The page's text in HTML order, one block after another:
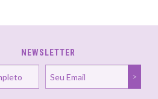
NEWSLETTER